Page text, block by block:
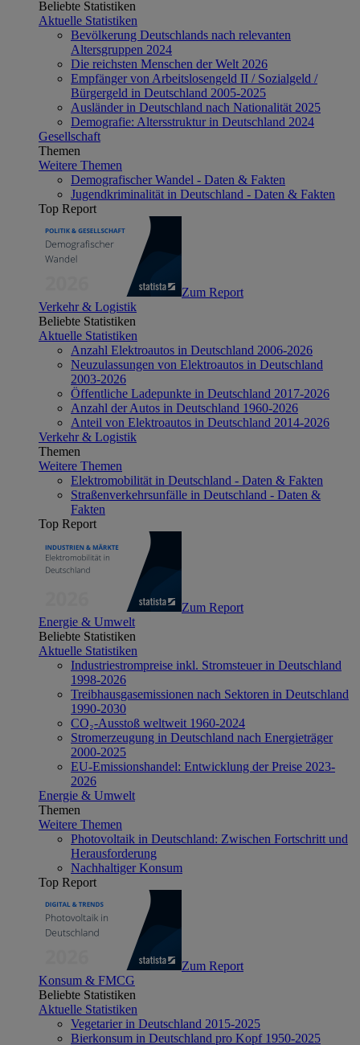
Beliebte Statistiken
Aktuelle Statistiken
Bevölkerung Deutschlands nach relevanten
Altersgruppen 2024
Die reichsten Menschen der Welt 2026
Empfänger von Arbeitslosengeld II / Sozialgeld /
Bürgergeld in Deutschland 2005-2025
Ausländer in Deutschland nach Nationalität 2025
Demografie: Altersstruktur in Deutschland 2024
Gesellschaft
Themen
Weitere Themen
Demografischer Wandel - Daten & Fakten
Jugendkriminalität in Deutschland - Daten & Fakten
Top Report
Zum Report
Verkehr & Logistik
Beliebte Statistiken
Aktuelle Statistiken
Anzahl Elektroautos in Deutschland 2006-2026
Neuzulassungen von Elektroautos in Deutschland
2003-2026
Öffentliche Ladepunkte in Deutschland 2017-2026
Anzahl der Autos in Deutschland 1960-2026
Anteil von Elektroautos in Deutschland 2014-2026
Verkehr & Logistik
Themen
Weitere Themen
Elektromobilität in Deutschland - Daten & Fakten
Straßenverkehrsunfälle in Deutschland - Daten &
Fakten
Top Report
Zum Report
Energie & Umwelt
Beliebte Statistiken
Aktuelle Statistiken
Industriestrompreise inkl. Stromsteuer in Deutschland
1998-2026
Treibhausgasemissionen nach Sektoren in Deutschland
1990-2030
CO₂-Ausstoß weltweit 1960-2024
Stromerzeugung in Deutschland nach Energieträger
2000-2025
EU-Emissionshandel: Entwicklung der Preise 2023-
2026
Energie & Umwelt
Themen
Weitere Themen
Photovoltaik in Deutschland: Zwischen Fortschritt und
Herausforderung
Nachhaltiger Konsum
Top Report
Zum Report
Konsum & FMCG
Beliebte Statistiken
Aktuelle Statistiken
Vegetarier in Deutschland 2015-2025
Bierkonsum in Deutschland pro Kopf 1950-2025